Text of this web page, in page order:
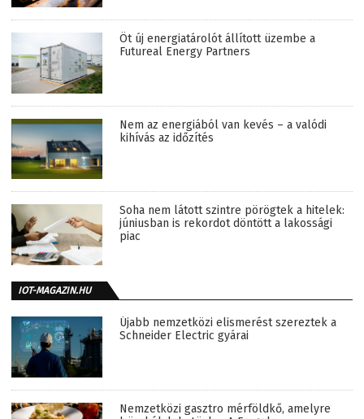
Öt új energiatárolót állított üzembe a
Futureal Energy Partners
Nem az energiából van kevés – a valódi
kihívás az időzítés
Soha nem látott szintre pörögtek a hitelek:
júniusban is rekordot döntött a lakossági
piac
IOT-MAGAZIN.HU
Újabb nemzetközi elismerést szereztek a
Schneider Electric gyárai
Nemzetközi gasztro mérföldkő, amelyre